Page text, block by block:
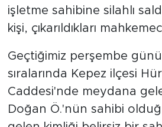
işletme sahibine silahlı
kişi, çıkarıldıkları
Geçtiğimiz perşembe
sıralarında Kepez ilçesi
Caddesi'nde meydana
Doğan Ö.'nün sahibi